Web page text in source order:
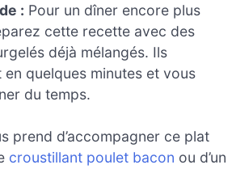
: Pour un dîner encore plus
cette recette avec des
déjà mélangés. Ils
en quelques minutes et vous
du temps.
prend d’accompagner ce plat
croustillant poulet bacon ou d’un